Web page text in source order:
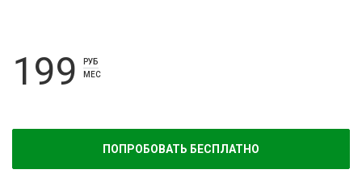
199
РУБ
МЕС
ПОПРОБОВАТЬ БЕСПЛАТНО